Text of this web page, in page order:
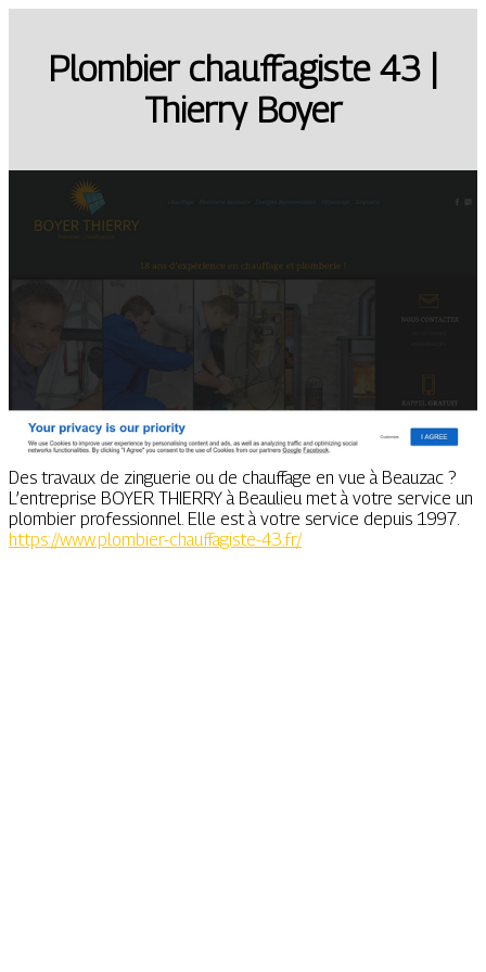
Plombier chauffa­giste 43 |
Thierry Boyer
Des travaux de zinguerie ou de chauffage en vue à Beauzac ?
L’entreprise BOYER THIERRY à Beaulieu met à votre service un
plombier professionnel. Elle est à votre service depuis 1997.
https://www.plombier-chauffagiste-43.fr/